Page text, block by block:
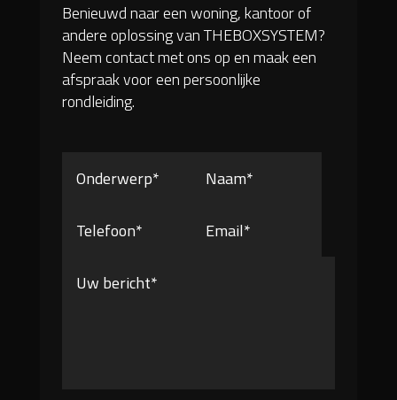
Benieuwd naar een woning, kantoor of
andere oplossing van THEBOXSYSTEM?
Neem contact met ons op en maak een
afspraak voor een persoonlijke
rondleiding.